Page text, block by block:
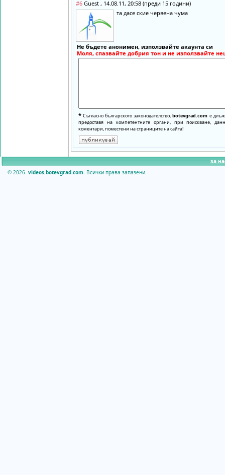
#6 Guest , 14.08.11, 20:58 (преди 15 години)
та дасе ские червена чума
Не бъдете анонимен, използвайте акаунта си
Моля, спазвайте добрия тон и не използвайте
* Съгласно българското законодателство,botevgrad.com е
предоставя на компетентните органи, при поискване,
коментари, поместени на страниците на сайта!
за
© 2026. videos.botevgrad.com. Всички права запазени.